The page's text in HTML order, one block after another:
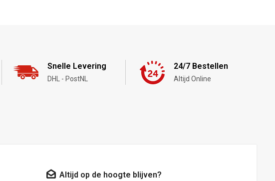
Snelle Levering
DHL - PostNL
24/7 Bestellen
Altijd Online
Altijd op de hoogte blijven?